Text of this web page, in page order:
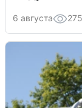
6 августа 275